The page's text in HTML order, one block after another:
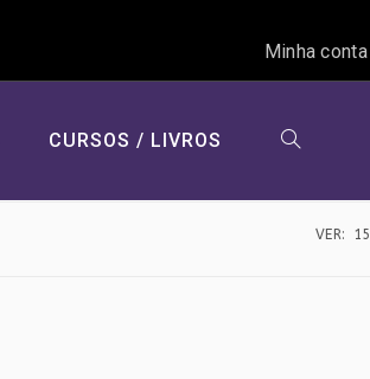
Minha conta
CURSOS / LIVROS ALTERNAR
VER: 15